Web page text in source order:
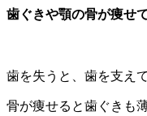
歯ぐきや顎の骨が痩せ
歯を失うと、 歯を支え
骨が痩せると歯ぐきも